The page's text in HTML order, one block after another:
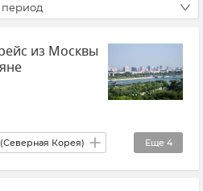
период
из Москвы
Еще 4
Корея)
Новости